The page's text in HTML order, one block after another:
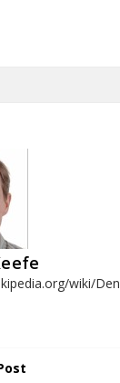
wiki/